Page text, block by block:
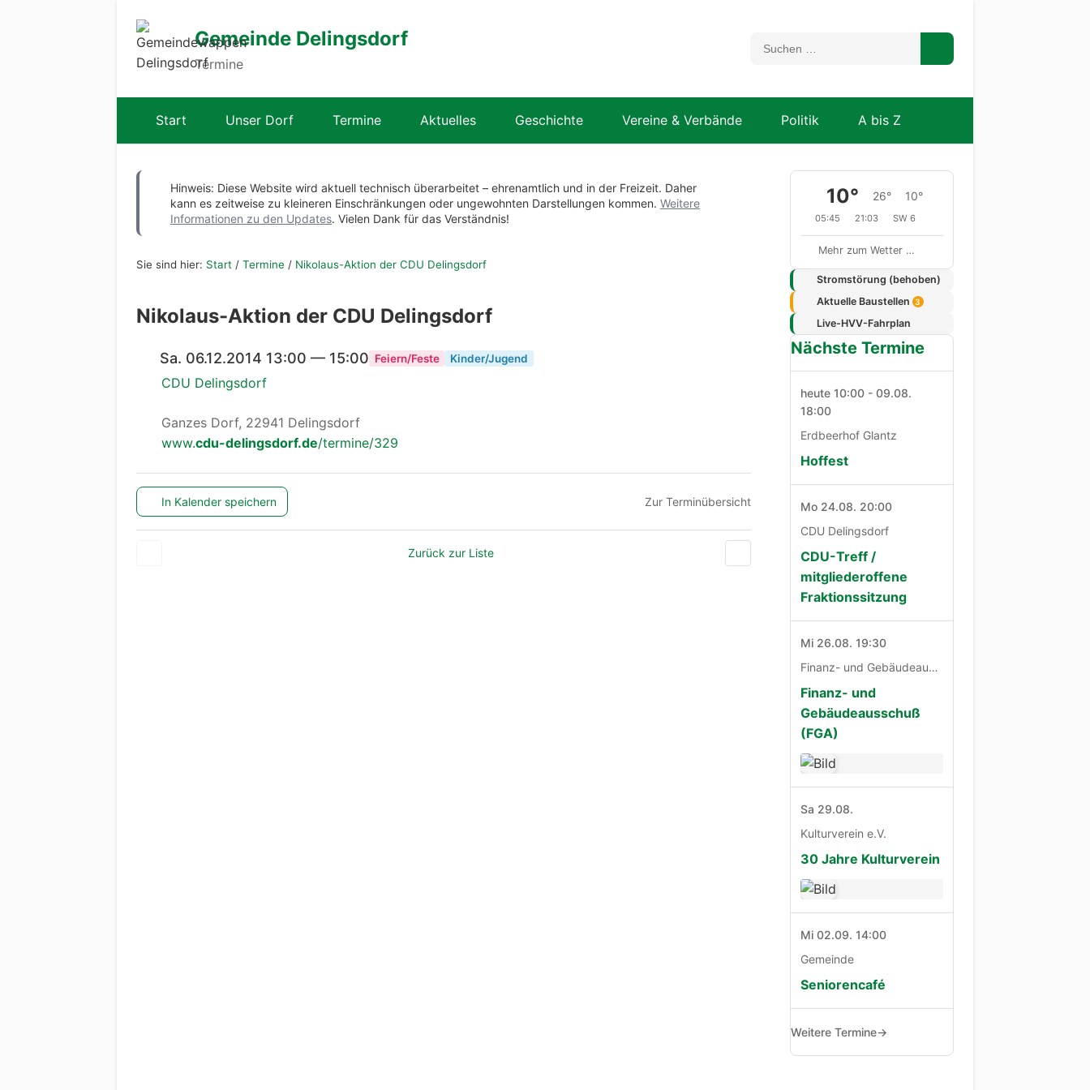
Gemeinde Delingsdorf
Termine
Start Unser Dorf Termine Aktuelles Geschichte Vereine & Verbände Politik A bis Z
Hinweis: Diese Website wird aktuell technisch überarbeitet – ehrenamtlich und in der Freizeit. Daher
kann es zeitweise zu kleineren Einschränkungen oder ungewohnten Darstellungen kommen. Weitere
Informationen zu den Updates. Vielen Dank für das Verständnis!
Sie sind hier: Start / Termine / Nikolaus-Aktion der CDU Delingsdorf
Nikolaus-Aktion der CDU Delingsdorf
Sa. 06.12.2014 13:00 — 15:00 Feiern/Feste Kinder/Jugend
CDU Delingsdorf
Ganzes Dorf, 22941 Delingsdorf
www.cdu-delingsdorf.de/termine/329
In Kalender speichern Zur Terminübersicht
Zurück zur Liste
10° 26° 10°
05:45 21:03 SW 6
Mehr zum Wetter …
Stromstörung (behoben)
Aktuelle Baustellen
3
Live-HVV-Fahrplan
Nächste Termine
heute 10:00 - 09.08.
18:00
Erdbeerhof Glantz
Hoffest
Mo 24.08. 20:00
CDU Delingsdorf
CDU-Treff /
mitgliederoffene
Fraktionssitzung
Mi 26.08. 19:30
Finanz- und Gebäudeausschuß
Finanz- und
Gebäudeausschuß
(FGA)
Sa 29.08.
Kulturverein e.V.
30 Jahre Kulturverein
Mi 02.09. 14:00
Gemeinde
Seniorencafé
Weitere Termine→